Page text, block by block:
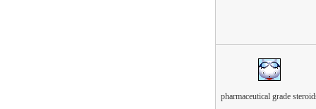
pharmaceutical grade